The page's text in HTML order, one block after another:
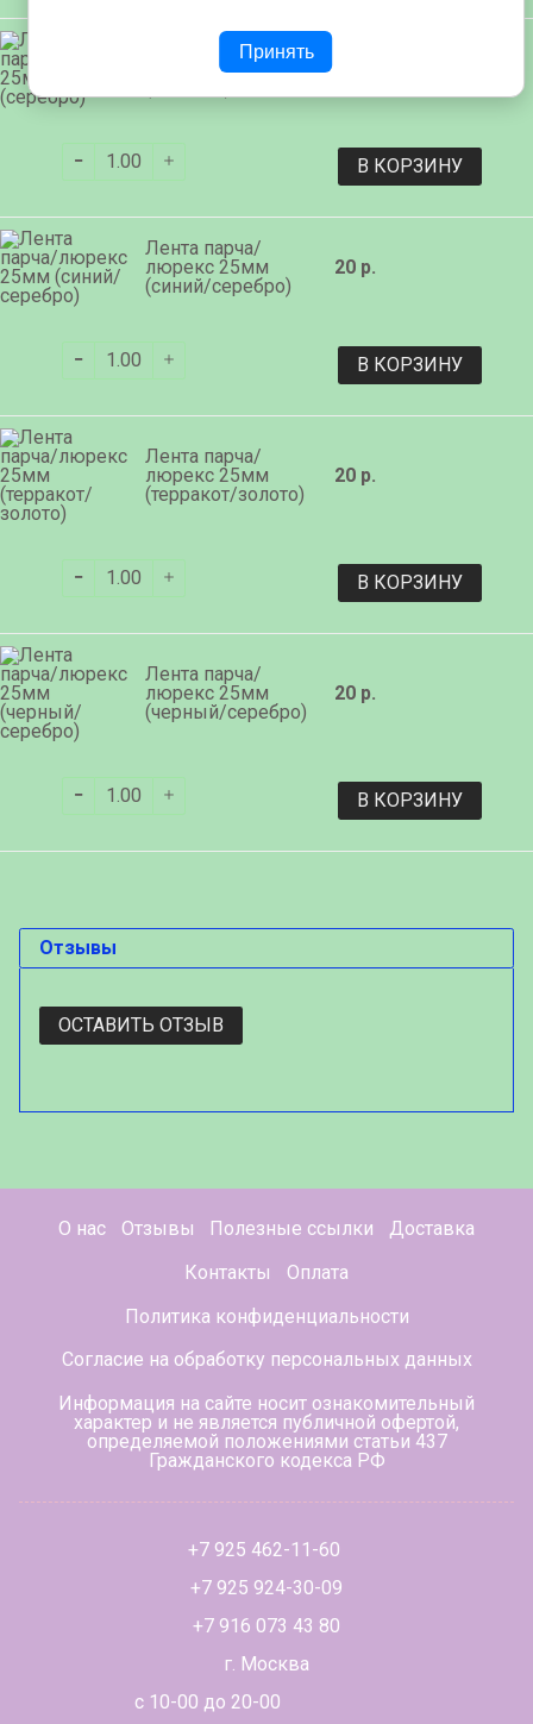
Лента парча/
люрекс 25мм
В КОРЗИНУ
Лента парча/
люрекс 25мм
(синий/серебро)
20 р.
В КОРЗИНУ
Лента парча/
люрекс 25мм
(терракот/золото)
20 р.
В КОРЗИНУ
Лента парча/
люрекс 25мм
(черный/серебро)
20 р.
В КОРЗИНУ
Отзывы
ОСТАВИТЬ ОТЗЫВ
О нас Отзывы Полезные ссылки
Доставка
Контакты
Оплата
Политика конфиденциальности
Согласие на обработку персональных данных
Информация на сайте носит ознакомительный
характер и не является публичной офертой,
определяемой положениями статьи 437
Гражданского кодекса РФ
+7 925 462-11-60
+7 925 924-30-09
+7 916 073 43 80
г. Москва
с 10-00 до 20-00
Принять